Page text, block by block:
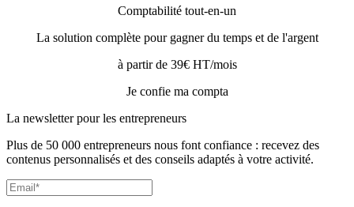
Comptabilité tout-en-un
La solution complète pour gagner du temps et de l'argent
à partir de 39€ HT/mois
Je confie ma compta
La newsletter pour les entrepreneurs
Plus de 50 000 entrepreneurs nous font confiance : recevez des
contenus personnalisés et des conseils adaptés à votre activité.